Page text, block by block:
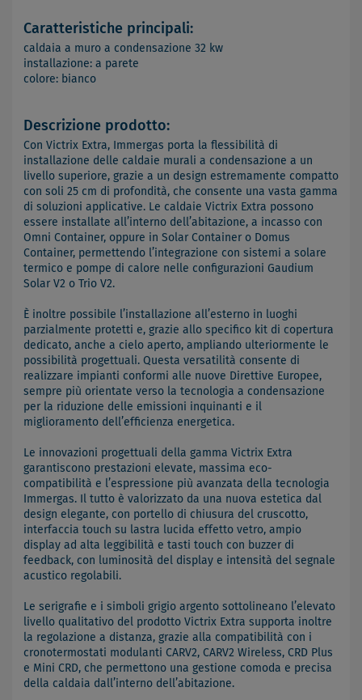
Caratteristiche principali:
caldaia a muro a condensazione 32 kw
installazione: a parete
colore: bianco
Descrizione prodotto:
Con Victrix Extra, Immergas porta la flessibilità di
installazione delle caldaie murali a condensazione a un
livello superiore, grazie a un design estremamente compatto
con soli 25 cm di profondità, che consente una vasta gamma
di soluzioni applicative. Le caldaie Victrix Extra possono
essere installate all’interno dell’abitazione, a incasso con
Omni Container, oppure in Solar Container o Domus
Container, permettendo l’integrazione con sistemi a solare
termico e pompe di calore nelle configurazioni Gaudium
Solar V2 o Trio V2.
È inoltre possibile l’installazione all’esterno in luoghi
parzialmente protetti e, grazie allo specifico kit di copertura
dedicato, anche a cielo aperto, ampliando ulteriormente le
possibilità progettuali. Questa versatilità consente di
realizzare impianti conformi alle nuove Direttive Europee,
sempre più orientate verso la tecnologia a condensazione
per la riduzione delle emissioni inquinanti e il
miglioramento dell’efficienza energetica.
Le innovazioni progettuali della gamma Victrix Extra
garantiscono prestazioni elevate, massima eco-
compatibilità e l’espressione più avanzata della tecnologia
Immergas. Il tutto è valorizzato da una nuova estetica dal
design elegante, con portello di chiusura del cruscotto,
interfaccia touch su lastra lucida effetto vetro, ampio
display ad alta leggibilità e tasti touch con buzzer di
feedback, con luminosità del display e intensità del segnale
acustico regolabili.
Le serigrafie e i simboli grigio argento sottolineano l’elevato
livello qualitativo del prodotto Victrix Extra supporta inoltre
la regolazione a distanza, grazie alla compatibilità con i
cronotermostati modulanti CARV2, CARV2 Wireless, CRD Plus
e Mini CRD, che permettono una gestione comoda e precisa
della caldaia dall’interno dell’abitazione.